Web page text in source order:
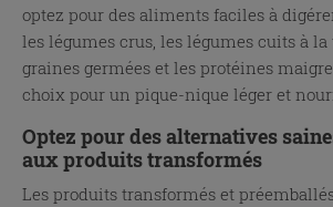
optez pour des aliments faciles à
les légumes crus, les légumes cuits à la
graines germées et les protéines
choix pour un pique-nique léger et
Optez pour des alternatives
aux produits transformés
Les produits transformés et